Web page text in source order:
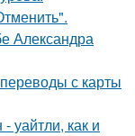
Александра
с карты
уайтли, как и